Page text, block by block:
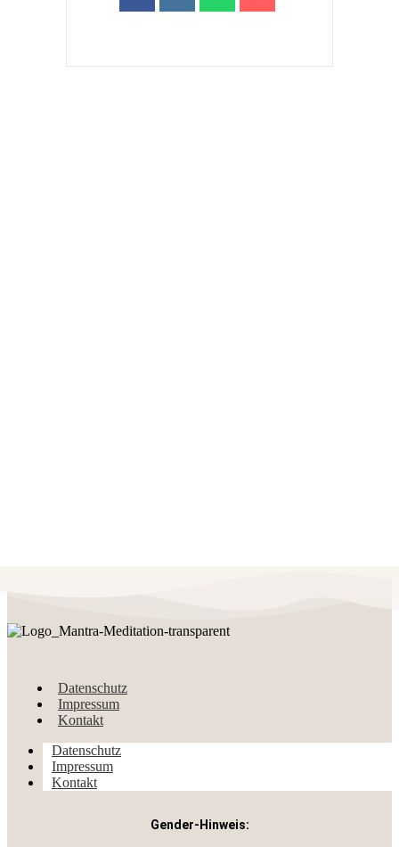
Datenschutz
Impressum
Kontakt
Datenschutz
Impressum
Kontakt
Gender-Hinweis: